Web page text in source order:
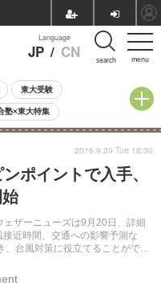
menu
Language
JP / CN search
東大受験
塾×東大特集
験 小学校受験
人気記事
学生向け）
ポイントで入手、
ザーニューズは9月20日、詳細
近時間、交通への影響予測な
、台風対策に役立てることができ
2016.9.20 Tue 18:30